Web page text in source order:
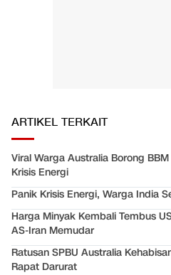
ARTIKEL TERKAIT
Viral Warga Australia Borong
Krisis Energi
Panik Krisis Energi, Warga India
Harga Minyak Kembali Tembus
AS-Iran Memudar
Ratusan SPBU Australia
Rapat Darurat